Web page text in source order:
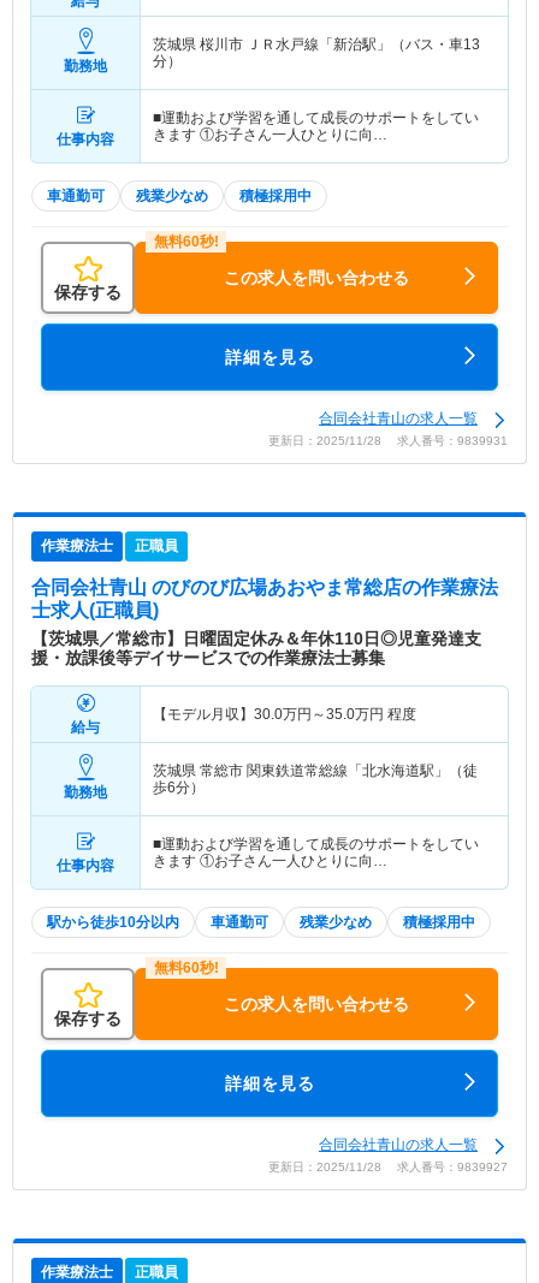
勤務地
茨城県 桜川市 ＪＲ水戸線「新治駅」（バス・車13
分）
仕事内容
■運動および学習を通して成長のサポートをしてい
きます ①お子さん一人ひとりに向…
車通勤可 残業少なめ 積極採用中
保存する
この求人を問い合わせる
詳細を見る
合同会社青山の求人一覧
更新日：2025/11/28 求人番号：9839931
作業療法士 正職員
合同会社青山 のびのび広場あおやま常総店の作業療法
士求人(正職員)
【茨城県／常総市】日曜固定休み＆年休110日◎児童発達支
援・放課後等デイサービスでの作業療法士募集
給与
【モデル月収】 30.0万円～35.0万円 程度
勤務地
茨城県 常総市 関東鉄道常総線「北水海道駅」（徒
歩6分）
仕事内容
■運動および学習を通して成長のサポートをしてい
きます ①お子さん一人ひとりに向…
駅から徒歩10分以内 車通勤可 残業少なめ 積極採用中
保存する
この求人を問い合わせる
詳細を見る
合同会社青山の求人一覧
更新日：2025/11/28 求人番号：9839927
作業療法士 正職員